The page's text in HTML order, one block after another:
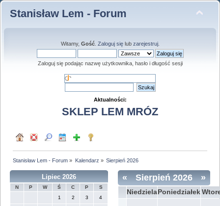
Stanisław Lem - Forum
Witamy, Gość. Zaloguj sięlub zarejestruj.
Zaloguj się podając nazwę użytkownika, hasło i długość sesji
Aktualności:
SKLEP LEM MRÓZ
Stanisław Lem - Forum » Kalendarz » Sierpień 2026
Lipiec 2026
N P W Ś C P
S
1
2 3 4
« »
Sierpień 2026
Niedziela Poniedziałek